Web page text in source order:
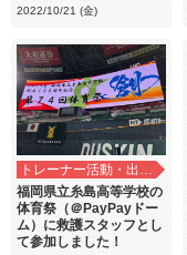
2022/10/21 (金)
トレーナー活動・出前講義
福岡県立糸島高等学校の
体育祭（＠PayPayドー
ム）に救護スタッフとし
て参加しました！